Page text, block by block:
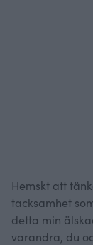
Hemskt att
tacksamhet
detta min
varandra, du